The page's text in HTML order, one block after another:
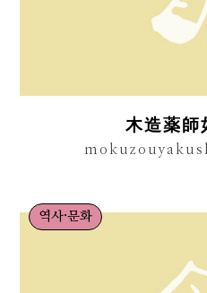
木造薬師
역사·문화